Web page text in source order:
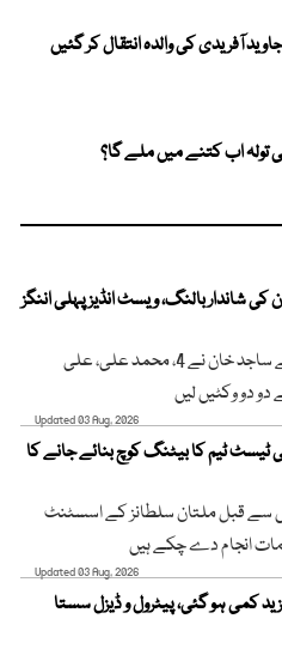
آفریدی کی والدہ انتقال کر گئیں
تولہ اب کتنے میں ملے گا؟
شاندار بالنگ، ویسٹ انڈیز پہلی اننگز
پاکستان کی جانب سے ساجد خان نے 4، محمد علی، علی
دو دو وکٹیں لیں
Updated 03 Aug, 2026
ٹیم کا بیٹنگ کوچ بنائے جانے کا
سے قبل ملتان سلطانز کے اسسٹنٹ
انجام دے چکے ہیں
Updated 03 Aug, 2026
کمی ہو گئی، پیٹرول و ڈیزل سستا